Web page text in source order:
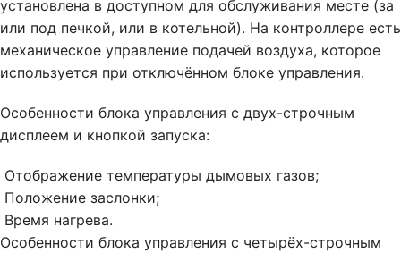
установлена в доступном для обслуживания месте (за
или под печкой, или в котельной). На контроллере есть
механическое управление подачей воздуха, которое
используется при отключённом блоке управления.
Особенности блока управления с двух-строчным
дисплеем и кнопкой запуска:
Отображение температуры дымовых газов;
Положение заслонки;
Время нагрева.
Особенности блока управления с четырёх-строчным